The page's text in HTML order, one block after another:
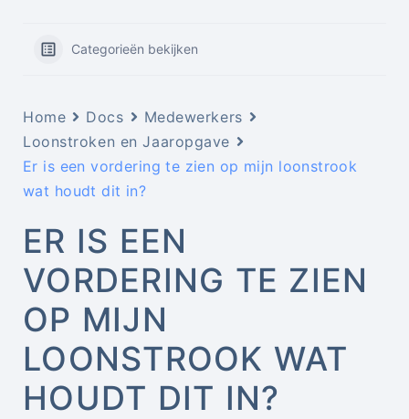
Categorieën bekijken
Home Docs
Medewerkers
Loonstroken en Jaaropgave
Er is een vordering te zien op mijn loonstrook
wat houdt dit in?
ER IS EEN
VORDERING TE ZIEN
OP MIJN
LOONSTROOK WAT
HOUDT DIT IN?